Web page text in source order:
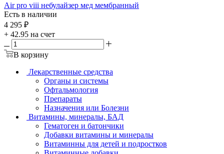
Air pro viii небулайзер мед мембранный
Есть в наличии
4 295 ₽
+ 42.95 на счет
В корзину
Лекарственные средства
Органы и системы
Офтальмология
Препараты
Назначения или Болезни
Витамины, минералы, БАД
Гематоген и батончики
Добавки витамины и минералы
Витаминны для детей и подростков